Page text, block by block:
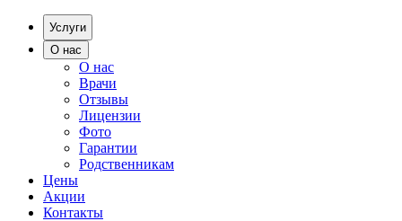
Услуги
О нас
О нас
Врачи
Отзывы
Лицензии
Фото
Гарантии
Родственникам
Цены
Акции
Контакты